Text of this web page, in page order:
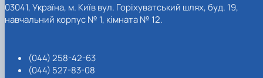
03041, Україна, м. Київ вул. Горіхуватський шлях, буд. 19,
навчальний корпус № 1, кімната № 12.
(044) 258-42-63
(044) 527-83-08